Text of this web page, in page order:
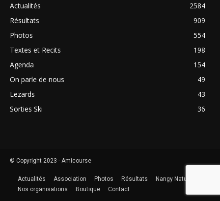
Actualités
2584
Résultats
909
Photos
554
Textes et Recits
198
Agenda
154
On parle de nous
49
Lezards
43
Sorties Ski
36
© Copyright 2023 - Amicourse
Actualités Association Photos Résultats
Nangy Nature
Nos organisations
Boutique Contact